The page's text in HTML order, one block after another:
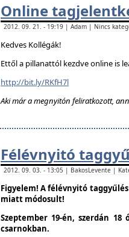
Online
2012. 09. 21. - 19:19 | Adam | Nincs
Kedves Kollégák!
Ettől a pillanattól kezdve online is
http://bit.ly/RKfH7l
Aki már a megnyitón feliratkozott,
Félévnyitó
2012. 09. 03. - 13:05 | BakosLevente |
Figyelem! A félévnyitó
miatt módosult!
Szeptember 19-én, szerdán
csarnokban.